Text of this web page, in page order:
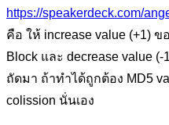
https://speakerdeck.com/
คือ ให้ increase value (+1)
Block และ decrease value
ถัดมา ถ้าทำได้ถูกต้อง MD5
colission นั่นเอง